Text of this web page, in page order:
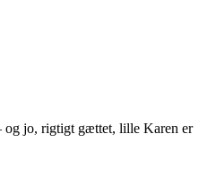
og jo, rigtigt gættet, lille Karen er